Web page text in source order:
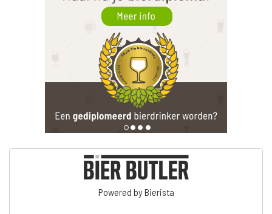
Powered by Bierista